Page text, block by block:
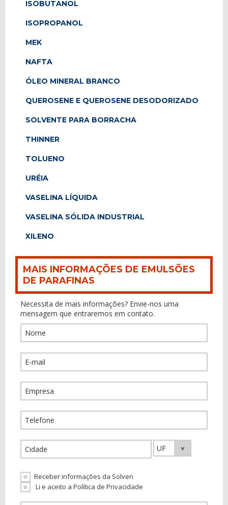
ISOBUTANOL
ISOPROPANOL
MEK
NAFTA
ÓLEO MINERAL BRANCO
QUEROSENE E QUEROSENE DESODORIZADO
SOLVENTE PARA BORRACHA
THINNER
TOLUENO
URÉIA
VASELINA LÍQUIDA
VASELINA SÓLIDA INDUSTRIAL
XILENO
MAIS INFORMAÇÕES DE EMULSÕES
DE PARAFINAS
Necessita de mais informações? Envie-nos uma
mensagem que entraremos em contato.
Receber informações da Solven
Li e aceito a Política de Privacidade